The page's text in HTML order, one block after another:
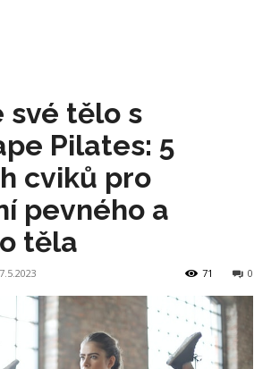
své tělo s
Pilates: 5
cviků pro
pevného a
těla
7.5.2023 0
71